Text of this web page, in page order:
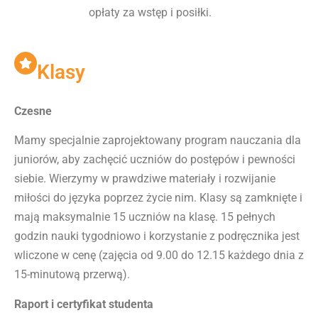
opłaty za wstęp i posiłki.
Klasy
Czesne
Mamy specjalnie zaprojektowany program nauczania dla
juniorów, aby zachęcić uczniów do postępów i pewności
siebie. Wierzymy w prawdziwe materiały i rozwijanie
miłości do języka poprzez życie nim. Klasy są zamknięte i
mają maksymalnie 15 uczniów na klasę. 15 pełnych
godzin nauki tygodniowo i korzystanie z podręcznika jest
wliczone w cenę (zajęcia od 9.00 do 12.15 każdego dnia z
15-minutową przerwą).
Raport i certyfikat studenta